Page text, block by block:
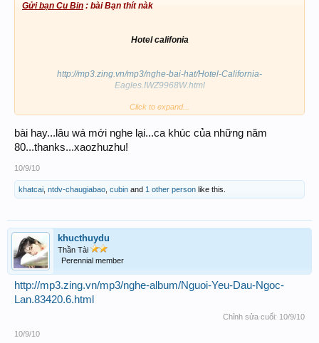
Gửi bạn Cu Bin : bài Bạn thít nàk
Hotel califonia
http://mp3.zing.vn/mp3/nghe-bai-hat/Hotel-California-
Eagles.IWZ9968W.html
Click to expand...
bài hay...lâu wá mới nghe lại...ca khúc của những năm
80...thanks...xaozhuzhu!
10/9/10
khatcai ntdv-chaugiabao cubin and 1 other person like this.
khucthuydu
Thần Tài
Perennial member
http://mp3.zing.vn/mp3/nghe-album/Nguoi-Yeu-Dau-Ngoc-
Lan.83420.6.html
Chỉnh sửa cuối: 10/9/10
10/9/10